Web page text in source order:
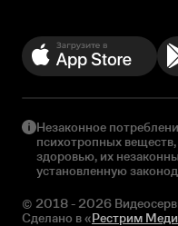
Незаконное
психотропных
здоровью, их
установленную
© 2018 - 2026
Сделано в «Рестрим